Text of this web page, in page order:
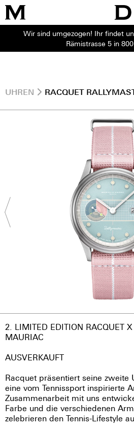
Wir sind umgezogen! Ihr findet
Rämistrasse 5 in
UHREN RACQUET
2. LIMITED EDITION RACQUET
MAURIAC
AUSVERKAUFT
Racquet präsentiert seine zweite
eine vom Tennissport inspirierte
Zusammenarbeit mit uns
Farbe und die verschiedenen
zelebrieren den Tennis-Lifestyle